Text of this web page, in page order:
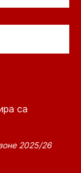
са
2025/26